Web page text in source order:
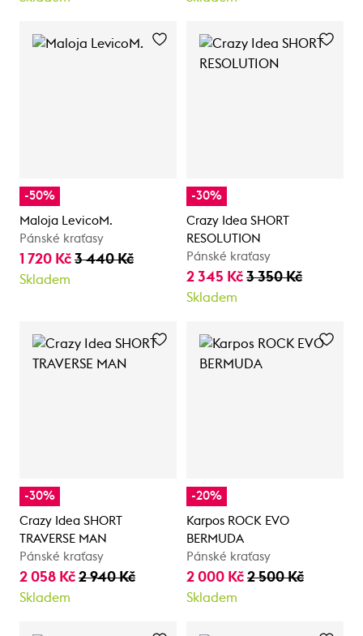
-50%
Maloja LevicoM.
Pánské kraťasy
1 720 Kč 3 440 Kč
Skladem
-30%
Crazy Idea SHORT
RESOLUTION
Pánské kraťasy
2 345 Kč 3 350 Kč
Skladem
-30%
Crazy Idea SHORT
TRAVERSE MAN
Pánské kraťasy
2 058 Kč 2 940 Kč
Skladem
-20%
Karpos ROCK EVO
BERMUDA
Pánské kraťasy
2 000 Kč 2 500 Kč
Skladem